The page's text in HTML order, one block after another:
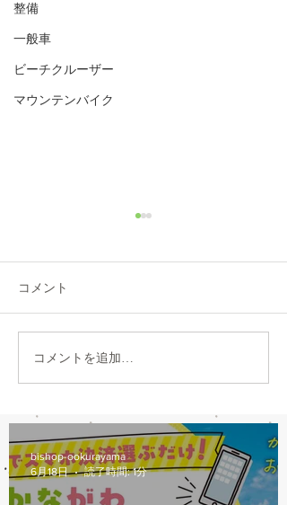
整備
一般車
ビーチクルーザー
マウンテンバイク
本日8/6（木）は修理多数に
より、12：00から他店販売の
す。 明日以降のご来店をお願
いします。
コメント
コメントを追加…
bishop-ookurayama
6月18日
読了時間: 1分